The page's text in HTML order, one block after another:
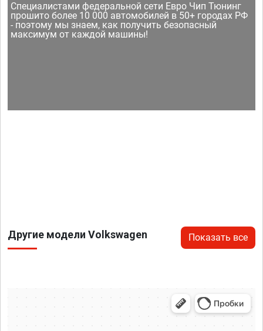
Специалистами федеральной сети Евро Чип Тюнинг
прошито более 10 000 автомобилей в 50+ городах РФ
- поэтому мы знаем, как получить безопасный
максимум от каждой машины!
Другие модели Volkswagen Показать все